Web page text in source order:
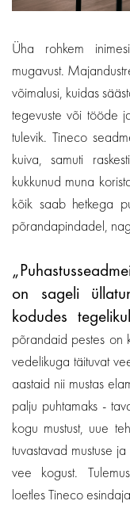
Üha rohkem
mugavust.
võimalusi, kuidas
tegevuste või tööde
tulevik. Tineco
kuiva, samuti
kukkunud muna
kõik saab hetkega
põrandapindadel,
on sageli
kodudes
põrandaid pestes on
vedelikuga täituvat
aastaid nii mustas
palju puhtamaks -
kogu mustust, uue
tuvastavad mustuse
vee kogust.
loetles Tineco